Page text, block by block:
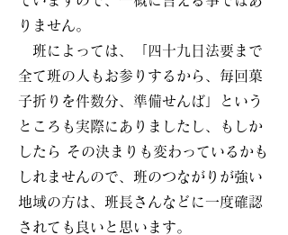
りません。
班によっては、「四十九日法要まで
全て班の人もお参りするから、毎回菓
子折りを件数分、準備せんば」という
ところも実際にありましたし、もしか
したら その決まりも変わっているかも
しれませんので、班のつながりが強い
地域の方は、班長さんなどに一度確認
されても良いと思います。